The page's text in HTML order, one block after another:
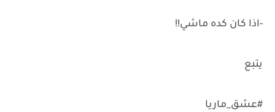
-اذا كان كده ماشي!!
يتبع
#عشق_ماريا